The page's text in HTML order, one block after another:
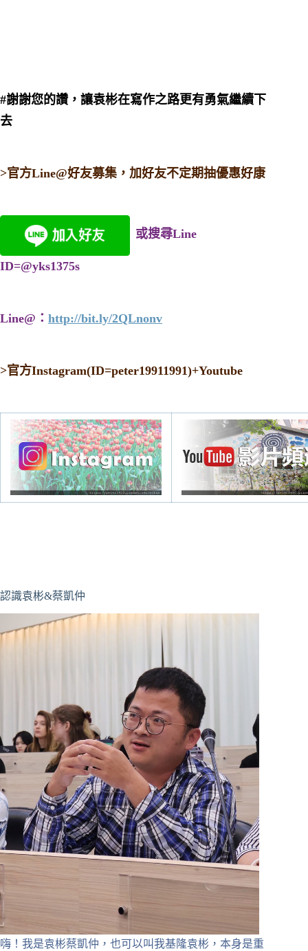
#謝謝您的讚，讓袁彬在寫作之路更有勇氣繼續下
去
>官方Line@好友募集，加好友不定期抽優惠好康
或搜尋Line
ID=@yks1375s
Line@： http://bit.ly/2QLnonv
>官方Instagram(ID=peter19911991)+Youtube
認識袁彬&蔡凱仲
嗨！我是袁彬蔡凱仲，也可以叫我基隆袁彬，本身是重